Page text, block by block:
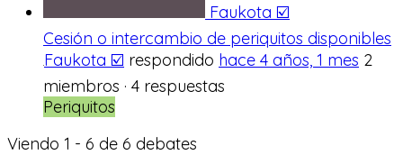
Faukota ☑️
Cesión o intercambio de periquitos disponibles
Faukota ☑️ respondido hace 4 años, 1 mes 2
miembros · 4 respuestas
Periquitos
Viendo 1 - 6 de 6 debates